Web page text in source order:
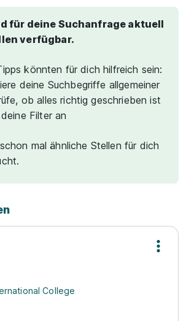
für deine Suchanfrage aktuell
verfügbar.
könnten für dich hilfreich sein:
deine Suchbegriffe allgemeiner
ob alles richtig geschrieben ist
Filter an
mal ähnliche Stellen für dich
College